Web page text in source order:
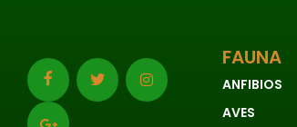
FAUNA
ANFIBIOS
AVES